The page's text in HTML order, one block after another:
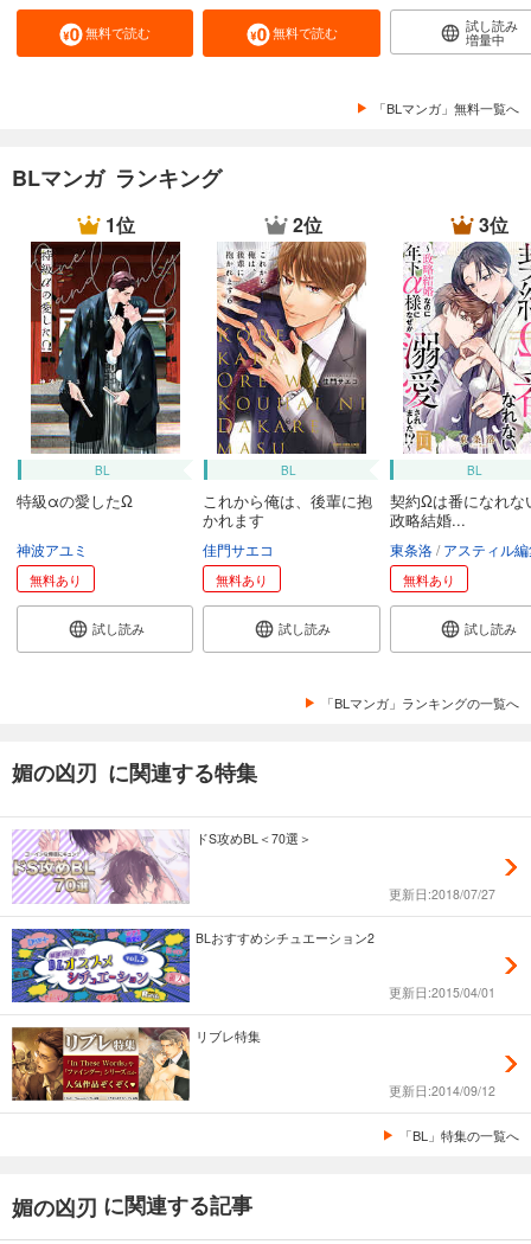
無料で読む 無料で読む 試し読み
増量中
「BLマンガ」無料一覧へ
BLマンガ ランキング
1位
BL
特級αの愛したΩ
神波アユミ
無料あり
試し読み
2位
BL
これから俺は、後輩に抱
かれます
佳門サエコ
無料あり
試し読み
3位
BL
契約Ωは番になれな
政略結婚...
東条洛 アスティル
無料あり
試し読み
「BLマンガ」ランキングの一覧へ
媚の凶刃 に関連する特集
ドS攻めBL＜70選＞
更新日:2018/07/27
BLおすすめシチュエーション2
更新日:2015/04/01
リブレ特集
更新日:2014/09/12
「BL」特集の一覧へ
媚の凶刃 に関連する記事